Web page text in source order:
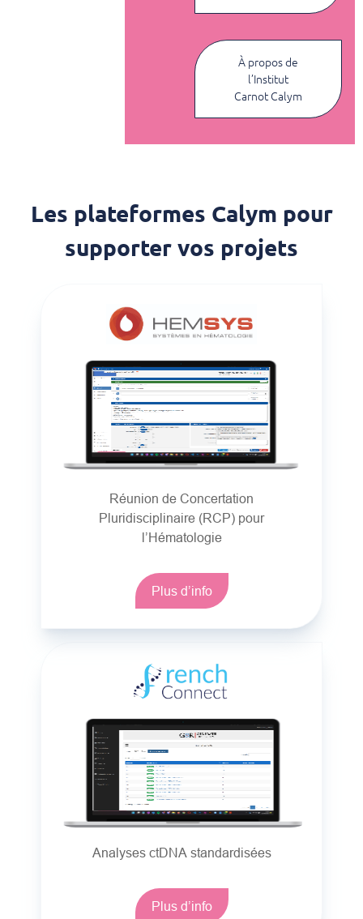
À propos de
l’Institut
Carnot Calym
Les plateformes Calym pour
supporter vos projets
Réunion de Concertation
Pluridisciplinaire (RCP) pour
l’Hématologie
Plus d’info
Analyses ctDNA standardisées
Plus d’info